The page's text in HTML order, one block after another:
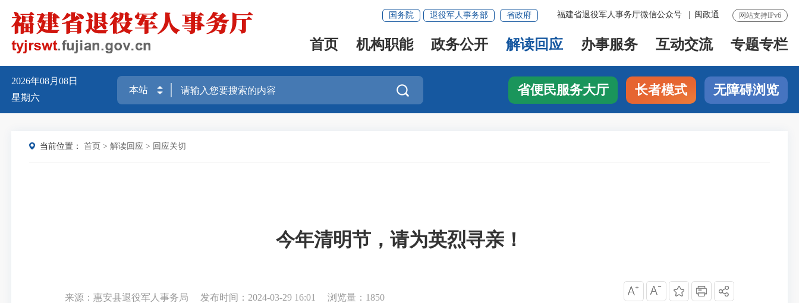
网站支持IPv6
福建省退役军人事务厅微信公众号 闽政通
国务院 退役军人事务部 省政府
首页 机构职能 政务公开 解读回应 办事服务 互动交流 专题专栏
2026年08月08日
星期六
 省便民服务大厅 长者模式 无障碍浏览
当前位置： 首页 >解读回应 > 回应关切
今年清明节，请为英烈寻亲！
来源：惠安县退役军人事务局 发布时间：2024-03-29 16:01 浏览量： 1850